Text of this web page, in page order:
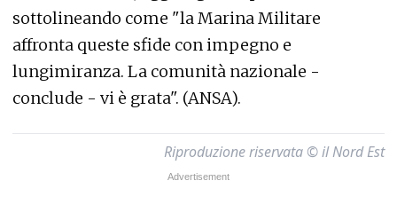
sottolineando come "la Marina Militare
affronta queste sfide con impegno e
lungimiranza. La comunità nazionale -
conclude - vi è grata". (ANSA).
Riproduzione riservata © il Nord Est